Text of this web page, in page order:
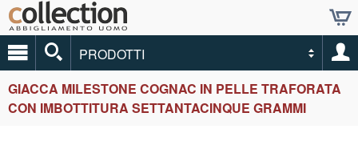
PRODOTTI
GIACCA MILESTONE COGNAC IN PELLE TRAFORATA
CON IMBOTTITURA SETTANTACINQUE GRAMMI